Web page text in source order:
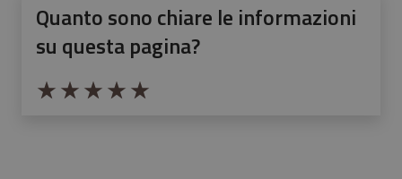
Quanto sono chiare le informazioni
su questa pagina?
Valuta da 1 a 5 stelle la pagina